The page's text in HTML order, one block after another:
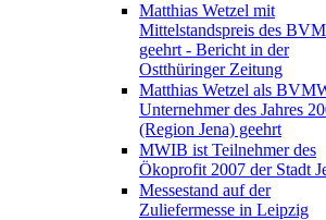
Matthias Wetzel mit
Mittelstandspreis des
geehrt - Bericht in der
Ostthüringer Zeitung
Matthias Wetzel als
Unternehmer des Jahres
(Region Jena) geehrt
MWIB ist Teilnehmer des
Ökoprofit 2007 der Stadt
Messestand auf der
Zuliefermesse in Leipzig